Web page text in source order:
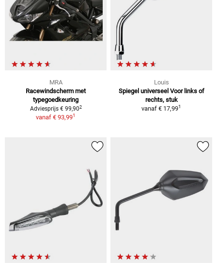
MRA
Racewindscherm met
typegoedkeuring
Adviesprijs € 99,902
vanaf € 93,991
Louis
Spiegel universeel Voor links of
rechts, stuk
vanaf € 17,991